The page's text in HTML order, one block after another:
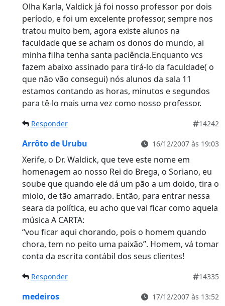
Olha Karla, Valdick já foi nosso professor por dois
período, e foi um excelente professor, sempre nos
tratou muito bem, agora existe alunos na
faculdade que se acham os donos do mundo, ai
minha filha tenha santa paciência.Enquanto vcs
fazem abaixo assinado para tirá-lo da faculdade( o
que não vão consegui) nós alunos da sala 11
estamos contando as horas, minutos e segundos
para tê-lo mais uma vez como nosso professor.
Responder 14242
Arrôto de Urubu 16/12/2007 às 19:03
Xerife, o Dr. Waldick, que teve este nome em
homenagem ao nosso Rei do Brega, o Soriano, eu
soube que quando ele dá um pão a um doido, tira o
miolo, de tão amarrado. Então, para entrar nessa
seara da política, eu acho que vai ficar como aquela
música A CARTA:
“vou ficar aqui chorando, pois o homem quando
chora, tem no peito uma paixão”. Homem, vá tomar
conta da escrita contábil dos seus clientes!
Responder 14335
medeiros 17/12/2007 às 13:52